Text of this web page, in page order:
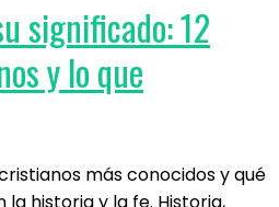
significado: 12
y lo que
más conocidos y qué